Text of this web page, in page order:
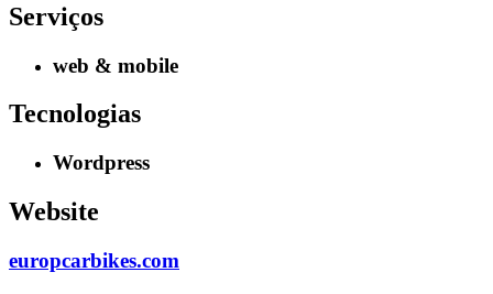
Serviços
web & mobile
Tecnologias
Wordpress
Website
europcarbikes.com